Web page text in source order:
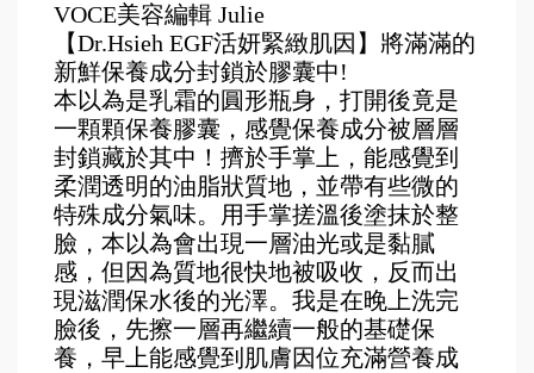
VOCE美容編輯 Julie
【Dr.Hsieh EGF活妍緊緻肌因】將滿滿的
新鮮保養成分封鎖於膠囊中!
本以為是乳霜的圓形瓶身，打開後竟是
一顆顆保養膠囊，感覺保養成分被層層
封鎖藏於其中！擠於手掌上，能感覺到
柔潤透明的油脂狀質地，並帶有些微的
特殊成分氣味。用手掌搓溫後塗抹於整
臉，本以為會出現一層油光或是黏膩
感，但因為質地很快地被吸收，反而出
現滋潤保水後的光澤。我是在晚上洗完
臉後，先擦一層再繼續一般的基礎保
養，早上能感覺到肌膚因位充滿營養成